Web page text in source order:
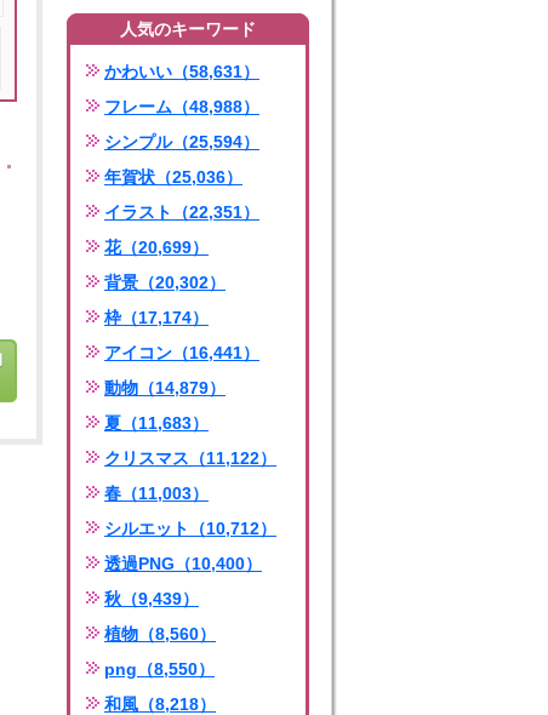
人気のキーワード
かわいい（58,631）
フレーム（48,988）
シンプル（25,594）
年賀状（25,036）
イラスト（22,351）
花（20,699）
背景（20,302）
枠（17,174）
アイコン（16,441）
動物（14,879）
夏（11,683）
クリスマス（11,122）
春（11,003）
シルエット（10,712）
透過PNG（10,400）
秋（9,439）
植物（8,560）
png（8,550）
和風（8,218）